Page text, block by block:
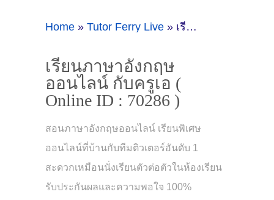
Home » Tutor Ferry Live » เรียนภาษาอังกฤษออนไลน์ กับครูเอ ( Online ID : 70286 )
เรียนภาษาอังกฤษ
ออนไลน์ กับครูเอ (
Online ID : 70286 )
สอนภาษาอังกฤษออนไลน์ เรียนพิเศษ
ออนไลน์ที่บ้านกับทีมติวเตอร์อันดับ 1
สะดวกเหมือนนั่งเรียนตัวต่อตัวในห้องเรียน
รับประกันผลและความพอใจ 100%